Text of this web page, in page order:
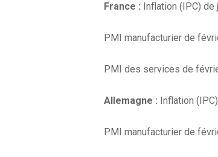
France : Inflation (IPC) de
PMI manufacturier de
PMI des services de
Allemagne : Inflation
PMI manufacturier de